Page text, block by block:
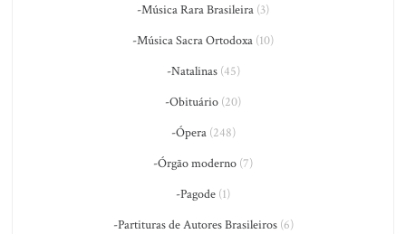
-Música Rara Brasileira (3)
-Música Sacra Ortodoxa (10)
-Natalinas(45)
-Obituário (20)
-Ópera(248)
-Órgão moderno (7)
-Pagode (1)
-Partituras de Autores Brasileiros(6)